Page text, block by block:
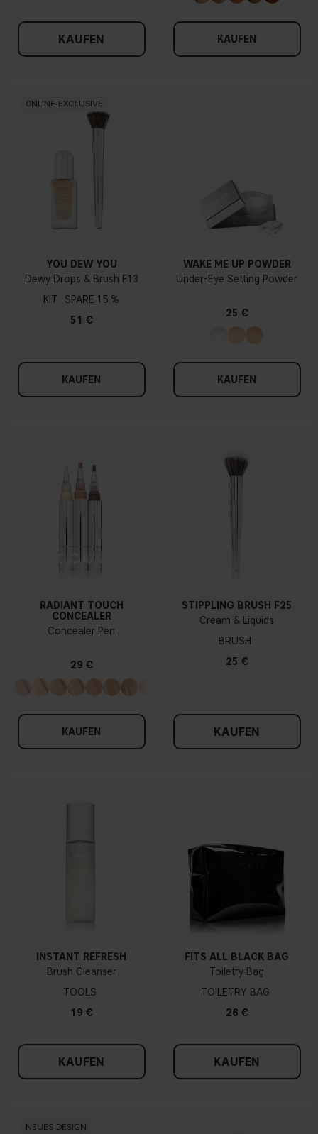
KAUFEN KAUFEN
ONLINE EXCLUSIVE
YOU DEW YOU
Dewy Drops & Brush F13
KIT
15 %
51 €
KAUFEN
WAKE ME UP POWDER
Under-Eye Setting Powder
25 €
KAUFEN
RADIANT TOUCH
CONCEALER
Concealer Pen
29 €
KAUFEN
STIPPLING BRUSH F25
Cream & Liquids
BRUSH
25 €
KAUFEN
INSTANT REFRESH
Brush Cleanser
TOOLS
19 €
KAUFEN
FITS ALL BLACK BAG
Toiletry Bag
TOILETRY BAG
26 €
KAUFEN
NEUES DESIGN